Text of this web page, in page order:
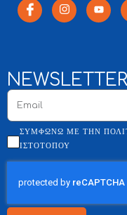
NEWSLETTER
ΣΥΜΦΩΝΏ ΜΕ ΤΗΝ
ΙΣΤΌΤΟΠΟΥ